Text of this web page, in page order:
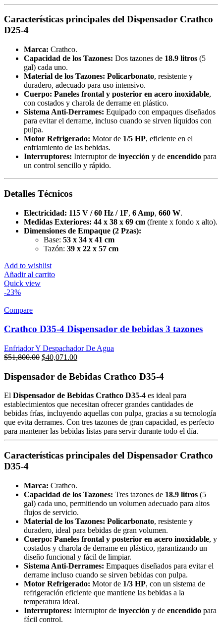
Características principales del Dispensador Crathco
D25-4
Marca: Crathco.
Capacidad de los Tazones: Dos tazones de 18.9 litros (5
gal) cada uno.
Material de los Tazones: Policarbonato, resistente y
duradero, adecuado para uso intensivo.
Cuerpo: Paneles frontal y posterior en acero inoxidable,
con costados y charola de derrame en plástico.
Sistema Anti-Derrames: Equipado con empaques diseñados
para evitar el derrame, incluso cuando se sirven líquidos con
pulpa.
Motor Refrigerado: Motor de 1/5 HP, eficiente en el
enfriamiento de las bebidas.
Interruptores: Interruptor de inyección y de encendido para
un control sencillo y rápido.
Detalles Técnicos
Electricidad: 115 V / 60 Hz / 1F, 6 Amp, 660 W.
Medidas Exteriores: 44 x 38 x 69 cm (frente x fondo x alto).
Dimensiones de Empaque (2 Pzas):
Base: 53 x 34 x 41 cm
Tazón: 39 x 22 x 57 cm
Add to wishlist
Añadir al carrito
Quick view
-23%
Compare
Crathco D35-4 Dispensador de bebidas 3 tazones
Enfriador Y Despachador De Agua
$51,800.00 Original
was:
$40,071.00Current
is:
Dispensador de Bebidas Crathco D35-4
El Dispensador de Bebidas Crathco D35-4 es ideal para
establecimientos que necesitan ofrecer grandes cantidades de
bebidas frías, incluyendo aquellas con pulpa, gracias a su tecnología
que evita derrames. Con tres tazones de gran capacidad, es perfecto
para mantener las bebidas listas para servir durante todo el día.
Características principales del Dispensador Crathco
D35-4
Marca: Crathco.
Capacidad de los Tazones: Tres tazones de 18.9 litros (5
gal) cada uno, permitiendo un volumen adecuado para altos
flujos de servicio.
Material de los Tazones: Policarbonato, resistente y
duradero, ideal para bebidas de gran volumen.
Cuerpo: Paneles frontal y posterior en acero inoxidable, y
costados y charola de derrame en plástico, garantizando un
diseño funcional y fácil de limpiar.
Sistema Anti-Derrames: Empaques diseñados para evitar el
derrame incluso cuando se sirven bebidas con pulpa.
Motor Refrigerado: Motor de 1/3 HP, con un sistema de
refrigeración eficiente que mantiene las bebidas a la
temperatura ideal.
Interruptores: Interruptor de inyección y de encendido para
fácil control.